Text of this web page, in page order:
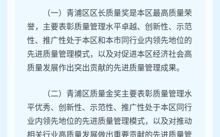
（一）青浦区区长质量奖是本区最高质量荣
誉，主要表彰质量管理水平卓越、创新性、示范
性、推广性处于本区和本市同行业内领先地位的
先进质量管理模式，以及对促进本区经济社会高
质量发展作出突出贡献的先进质量管理成果。
（二）青浦区质量金奖主要表彰质量管理水
平优秀、创新性、示范性、推广性处于本区同行
业内领先地位的先进质量管理模式，以及对推动
相关行业高质量发展做出重要贡献的先进质量管